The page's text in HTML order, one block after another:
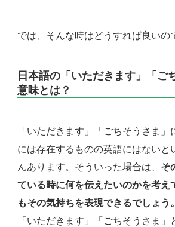
では、そんな時はどうすれば良いの
日本語の「いただきます」「ご
意味とは？
「いただきます」「ごちそうさま
には存在するものの英語にはないと
んあります。そういった場合は、 そ
ている時に何を伝えたいのかを考え
もその気持ちを表現できるでしょう。
「いただきます」「ごちそうさま